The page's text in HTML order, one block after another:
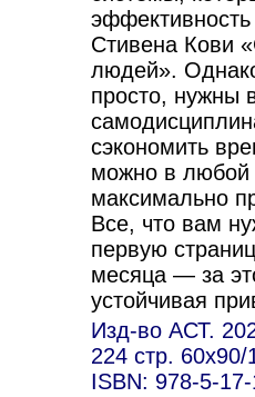
Стивена Кови
людей».
просто, нужны
сэкономить
можно в любой
максимально
Все, что вам
первую
месяца — за
устойчивая
Изд-во АСТ.
224 стр.
ISBN: 978-5-